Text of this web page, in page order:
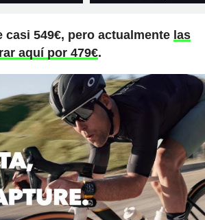
casi 549€, pero actualmente las
aquí por 479€.